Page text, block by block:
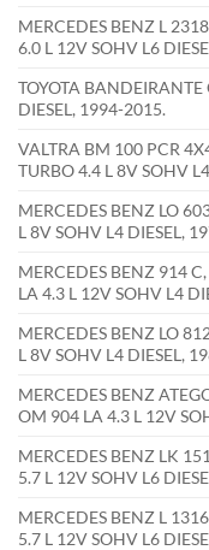
MERCEDES BENZ L
6.0 L 12V SOHV L6
TOYOTA
DIESEL, 1994-2015.
VALTRA BM 100 PCR
TURBO 4.4 L 8V SOHV
MERCEDES BENZ LO
L 8V SOHV L4 DIESEL,
MERCEDES BENZ 914
LA 4.3 L 12V SOHV L4
MERCEDES BENZ LO
L 8V SOHV L4 DIESEL,
MERCEDES BENZ
OM 904 LA 4.3 L 12V
MERCEDES BENZ LK
5.7 L 12V SOHV L6
MERCEDES BENZ L
5.7 L 12V SOHV L6